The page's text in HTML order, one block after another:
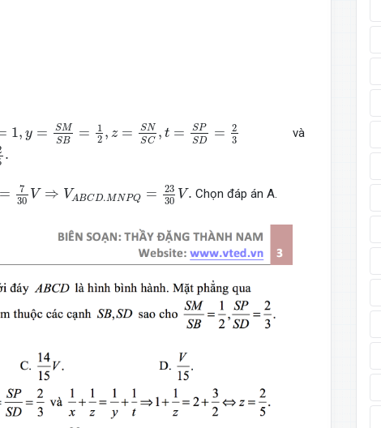
1, y = SM
SB =
1
2 , z = SN
SC , t = SP
SD =
2
3
B=1 z= C,t= D=2
và
.
=
7
30 V ⇒ VABCD.MNPQ =
23
30 V.
⇒
Chọn đáp án A.